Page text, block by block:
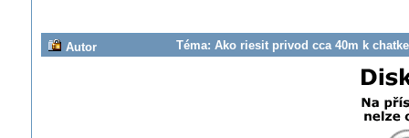
Autor Téma: Ako riesit privod cca 40m k